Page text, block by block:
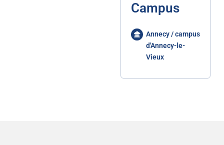
Campus
Annecy / campus
d'Annecy-le-
Vieux